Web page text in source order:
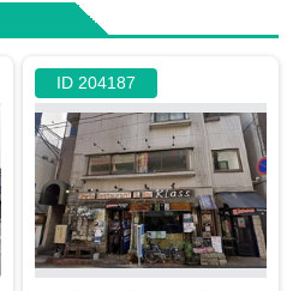
ID 204187